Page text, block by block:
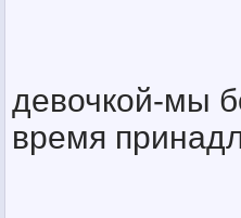
девочкой-мы
время